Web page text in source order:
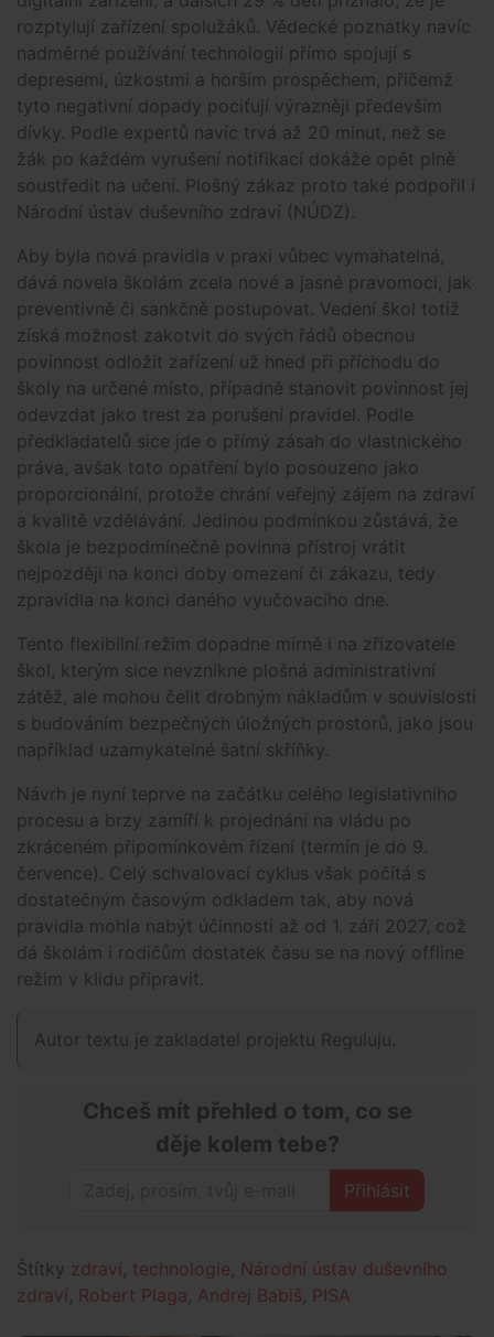
rozptylují zařízení spolužáků. Vědecké poznatky navíc
nadměrné používání technologií přímo spojují s
depresemi, úzkostmi a horším prospěchem, přičemž
tyto negativní dopady pociťují výrazněji především
dívky. Podle expertů navíc trvá až 20 minut, než se
žák po každém vyrušení notifikací dokáže opět plně
soustředit na učení. Plošný zákaz proto také podpořil i
Národní ústav duševního zdraví (NÚDZ).
Aby byla nová pravidla v praxi vůbec vymahatelná,
dává novela školám zcela nové a jasné pravomoci, jak
preventivně či sankčně postupovat. Vedení škol totiž
získá možnost zakotvit do svých řádů obecnou
povinnost odložit zařízení už hned při příchodu do
školy na určené místo, případně stanovit povinnost jej
odevzdat jako trest za porušení pravidel. Podle
předkladatelů sice jde o přímý zásah do vlastnického
práva, avšak toto opatření bylo posouzeno jako
proporcionální, protože chrání veřejný zájem na zdraví
a kvalitě vzdělávání. Jedinou podmínkou zůstává, že
škola je bezpodmínečně povinna přístroj vrátit
nejpozději na konci doby omezení či zákazu, tedy
zpravidla na konci daného vyučovacího dne.
Tento flexibilní režim dopadne mírně i na zřizovatele
škol, kterým sice nevznikne plošná administrativní
zátěž, ale mohou čelit drobným nákladům v souvislosti
s budováním bezpečných úložných prostorů, jako jsou
například uzamykatelné šatní skříňky.
Návrh je nyní teprve na začátku celého legislativního
procesu a brzy zamíří k projednání na vládu po
zkráceném připomínkovém řízení (termín je do 9.
července). Celý schvalovací cyklus však počítá s
dostatečným časovým odkladem tak, aby nová
pravidla mohla nabýt účinnosti až od 1. září 2027, což
dá školám i rodičům dostatek času se na nový offline
režim v klidu připravit.
Autor textu je zakladatel projektu Reguluju.
Chceš mít přehled o tom, co se
děje kolem tebe?
Přihlásit
Štítky zdraví technologie Národní ústav duševního
zdraví Robert Plaga Andrej Babiš PISA